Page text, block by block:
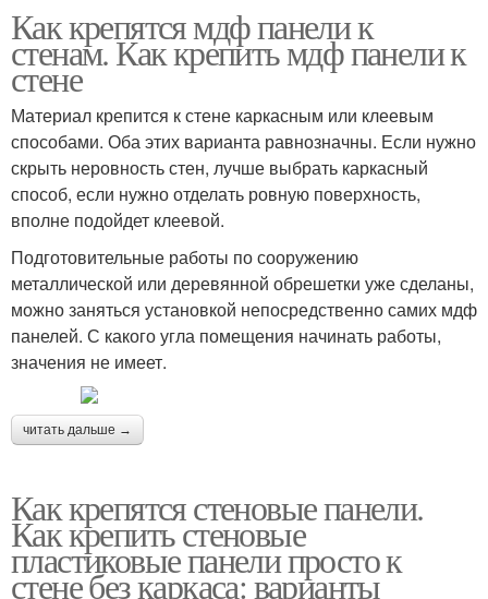
Как крепятся мдф панели к
стенам. Как крепить мдф панели к
стене
Материал крепится к стене каркасным или клеевым
способами. Оба этих варианта равнозначны. Если нужно
скрыть неровность стен, лучше выбрать каркасный
способ, если нужно отделать ровную поверхность,
вполне подойдет клеевой.
Подготовительные работы по сооружению
металлической или деревянной обрешетки уже сделаны,
можно заняться установкой непосредственно самих мдф
панелей. С какого угла помещения начинать работы,
значения не имеет.
читать дальше →
Как крепятся стеновые панели.
Как крепить стеновые
пластиковые панели просто к
стене без каркаса: варианты